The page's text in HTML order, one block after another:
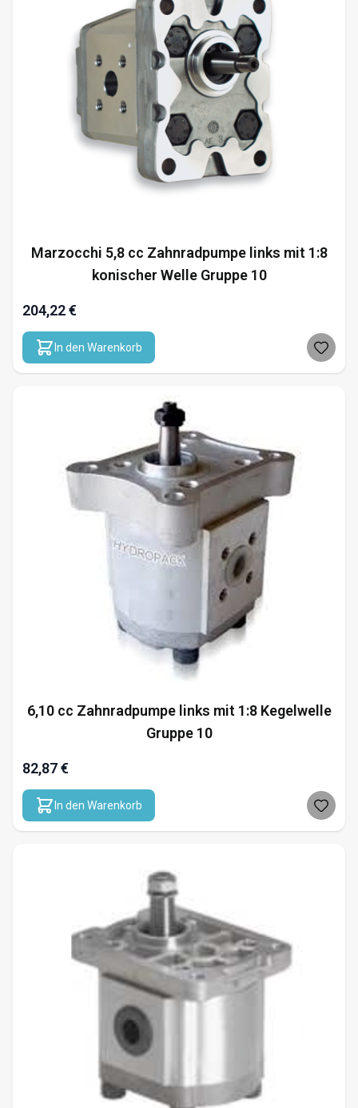
Marzocchi 5,8 cc Zahnradpumpe links mit 1:8
konischer Welle Gruppe 10
204,22 €
In den Warenkorb
6,10 cc Zahnradpumpe links mit 1:8 Kegelwelle
Gruppe 10
82,87 €
In den Warenkorb